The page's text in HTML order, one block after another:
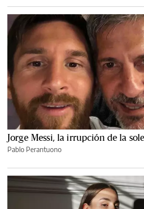
Jorge Messi, la irrupción de la
Pablo Perantuono